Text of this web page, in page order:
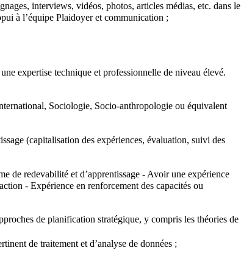
interviews, vidéos, photos, articles médias, etc. dans le
à l’équipe Plaidoyer et communication ;
expertise technique et professionnelle de niveau élevé.
Sociologie, Socio-anthropologie ou équivalent
(capitalisation des expériences, évaluation, suivi des
de redevabilité et d’apprentissage - Avoir une expérience
- Expérience en renforcement des capacités ou
de planification stratégique, y compris les théories de
de traitement et d’analyse de données ;